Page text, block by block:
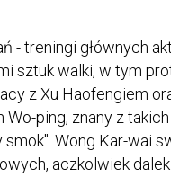
- treningi głównych
sztuk walki, w tym
z Xu Haofengiem
ping, znany z
Wong Kar-wai
aczkolwiek